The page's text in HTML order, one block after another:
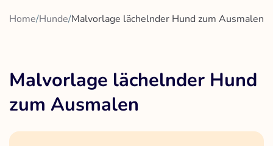
Home/Hunde/Malvorlage lächelnder Hund zum Ausmalen
Malvorlage lächelnder Hund
zum Ausmalen